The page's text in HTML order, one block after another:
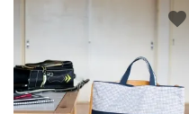
favorite